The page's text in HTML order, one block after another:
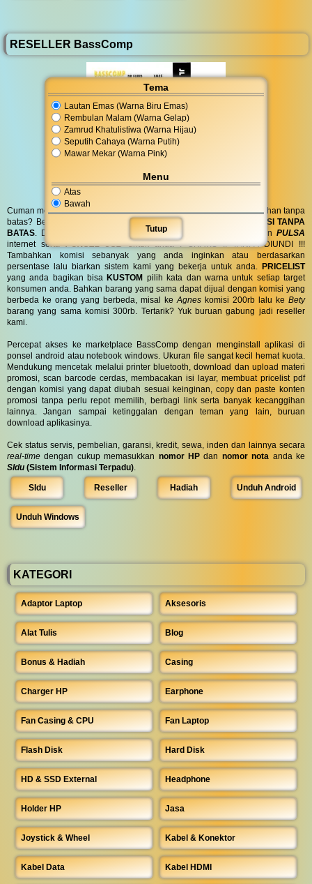
Tema
Lautan Emas (Warna Biru Emas)
Rembulan Malam (Warna Gelap)
Zamrud Khatulistiwa (Warna Hijau)
Seputih Cahaya (Warna Putih)
Mawar Mekar (Warna Pink)
Menu
Atas
Bawah
Tutup
RESELLER BassComp
Cuman modal posting di media sosial bisa dapat penghasilan tambahan tanpa
batas? Bergabung menjadi
RESELLERkami serta dapatkan
KOMISI TANPA
BATAS . Dapatkan BINGKISAN PARCELdi hari spesial anda danPULSA
internet sertaPONSEL 8GBuntuk anda ! GRATIS !! TANPA DIUNDI !!!
Tambahkan komisi sebanyak yang anda inginkan atau berdasarkan
persentase lalu biarkan sistem kami yang bekerja untuk anda. PRICELIST
yang anda bagikan bisaKUSTOM pilih kata dan warna untuk setiap target
konsumen anda. Bahkan barang yang sama dapat dijual dengan komisi yang
berbeda ke orang yang berbeda, misal ke Agnes komisi 200rb lalu ke Bety
barang yang sama komisi 300rb. Tertarik? Yuk buruan gabung jadi reseller
kami.
Percepat akses ke marketplace BassComp dengan menginstall aplikasi di
ponsel android atau notebook windows. Ukuran file sangat kecil hemat kuota.
Mendukung mencetak melalui printer bluetooth, download dan upload materi
promosi, scan barcode cerdas, membacakan isi layar, membuat pricelist pdf
dengan komisi yang dapat diubah sesuai keinginan, copy dan paste konten
promosi tanpa perlu repot memilih, berbagi link serta banyak kecanggihan
lainnya. Jangan sampai ketinggalan dengan teman yang lain, buruan
download aplikasinya.
Cek status servis, pembelian, garansi, kredit, sewa, inden dan lainnya secara
real-time dengan cukup memasukkan nomor HP dan nomor nota anda ke
SIdu (Sistem Informasi Terpadu)
SIdu Reseller Hadiah Unduh Android
Unduh Windows
KATEGORI
Adaptor Laptop Aksesoris
Alat Tulis Blog
Bonus & Hadiah Casing
Charger HP Earphone
Fan Casing & CPU Fan Laptop
Flash Disk Hard Disk
HD & SSD External Headphone
Holder HP Jasa
Joystick & Wheel Kabel & Konektor
Kabel Data Kabel HDMI